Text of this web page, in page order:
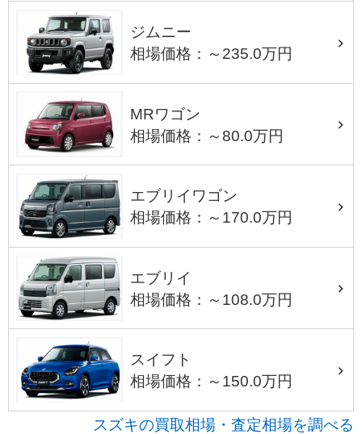
ジムニー
相場価格：～235.0万円
MRワゴン
相場価格：～80.0万円
エブリイワゴン
相場価格：～170.0万円
エブリイ
相場価格：～108.0万円
スイフト
相場価格：～150.0万円
スズキの買取相場・査定相場を調べる